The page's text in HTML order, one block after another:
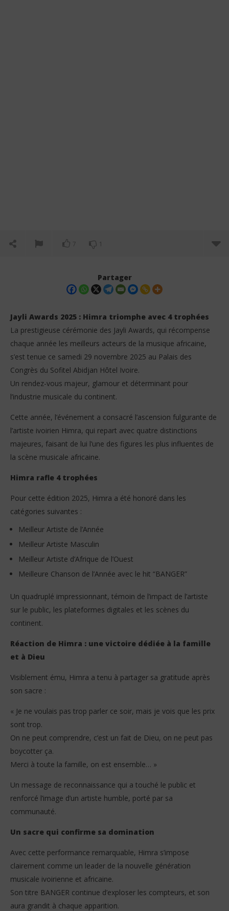
7 1
NOW VIEWING
Jayli Awards 2025 : Himra triomphe avec 4 trophées
30
novembre
2025
Stone
Partager
Jayli Awards 2025 : Himra triomphe avec 4 trophées
La prestigieuse cérémonie des Jayli Awards, qui récompense
chaque année les meilleurs acteurs de la musique africaine,
s’est tenue ce samedi 29 novembre 2025 au Palais des
Congrès du Sofitel Abidjan Hôtel Ivoire.
Un rendez-vous majeur, glamour et déterminant pour
l’industrie musicale du continent.
Cette année, l’événement a consacré l’ascension fulgurante de
l’artiste ivoirien Himra, qui repart avec quatre distinctions
majeures, faisant de lui l’une des figures les plus influentes de
la scène musicale africaine.
Himra rafle 4 trophées
Pour cette édition 2025, Himra a été honoré dans les
catégories suivantes :
Meilleur Artiste de l’Année
Meilleur Artiste Masculin
Meilleur Artiste d’Afrique de l’Ouest
Meilleure Chanson de l’Année avec le hit “BANGER”
Un quadruplé impressionnant, témoin de l’impact de l’artiste
sur le public, les plateformes digitales et les scènes du
continent.
Réaction de Himra : une victoire dédiée à la famille
et à Dieu
Visiblement ému, Himra a tenu à partager sa gratitude après
son sacre :
« Je ne voulais pas trop parler ce soir, mais je vois que les prix
sont trop.
On ne peut comprendre, c’est un fait de Dieu, on ne peut pas
boycotter ça.
Merci à toute la famille, on est ensemble… »
Un message de reconnaissance qui a touché le public et
renforcé l’image d’un artiste humble, porté par sa
communauté.
Un sacre qui confirme sa domination
Avec cette performance remarquable, Himra s’impose
clairement comme un leader de la nouvelle génération
musicale ivoirienne et africaine.
Son titre BANGER continue d’exploser les compteurs, et son
aura grandit à chaque apparition.